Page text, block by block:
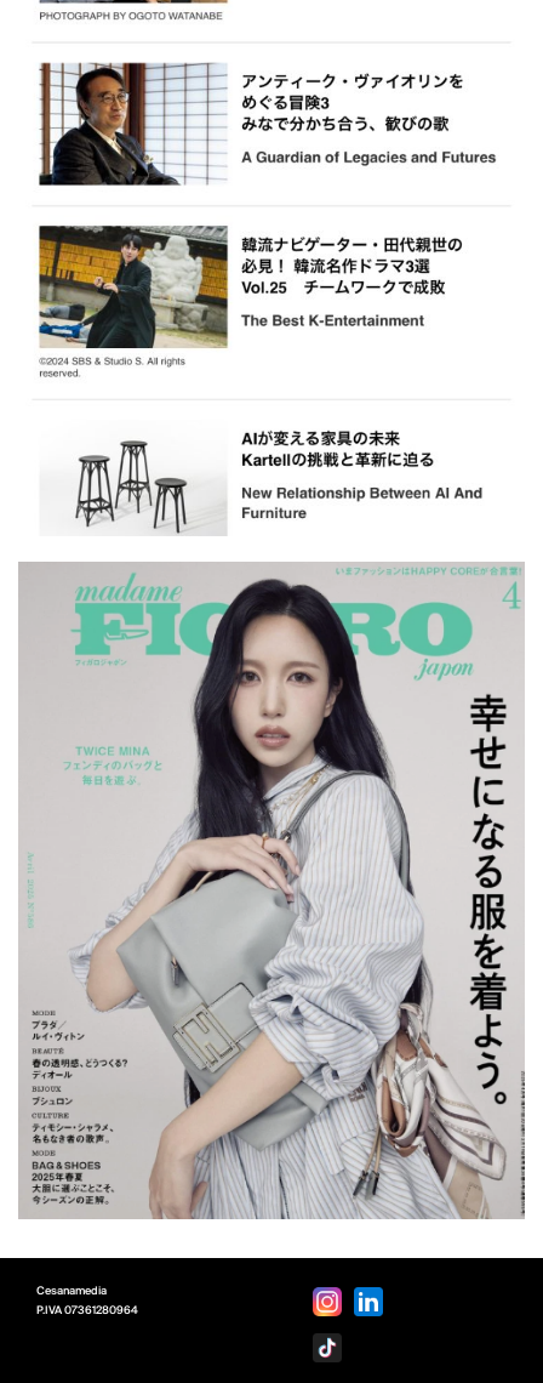
Cesanamedia
P.IVA07361280964